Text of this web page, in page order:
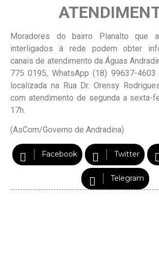
Moradores do bairro Planalto que
interligados à rede podem obter
canais de atendimento da Águas
775 0195, WhatsApp (18) 99637-
localizada na Rua Dr. Orensy
com atendimento de segunda a sexta-
17h.
(AsCom/Governo de Andradina)
Facebook Twitter
Telegram